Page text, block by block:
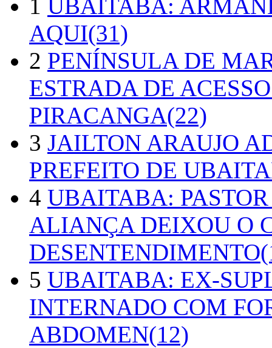
1 UBAITABA:
AQUI(31)
2 PENÍNSULA DE
ESTRADA DE
PIRACANGA(22)
3 JAILTON ARAUJO
PREFEITO DE
4 UBAITABA:
ALIANÇA DEIXOU O
5 UBAITABA: EX-
INTERNADO COM
ABDOMEN(12)